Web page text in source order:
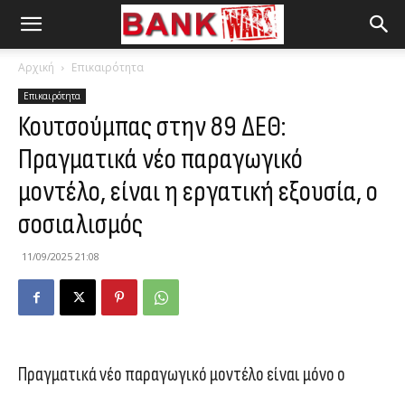
Αρχική Επικαιρότητα
Επικαιρότητα
Κουτσούμπας στην 89 ΔΕΘ:
Πραγματικά νέο παραγωγικό
μοντέλο, είναι η εργατική εξουσία, ο
σοσιαλισμός
11/09/2025 21:08
Πραγματικά νέο παραγωγικό μοντέλο είναι μόνο ο